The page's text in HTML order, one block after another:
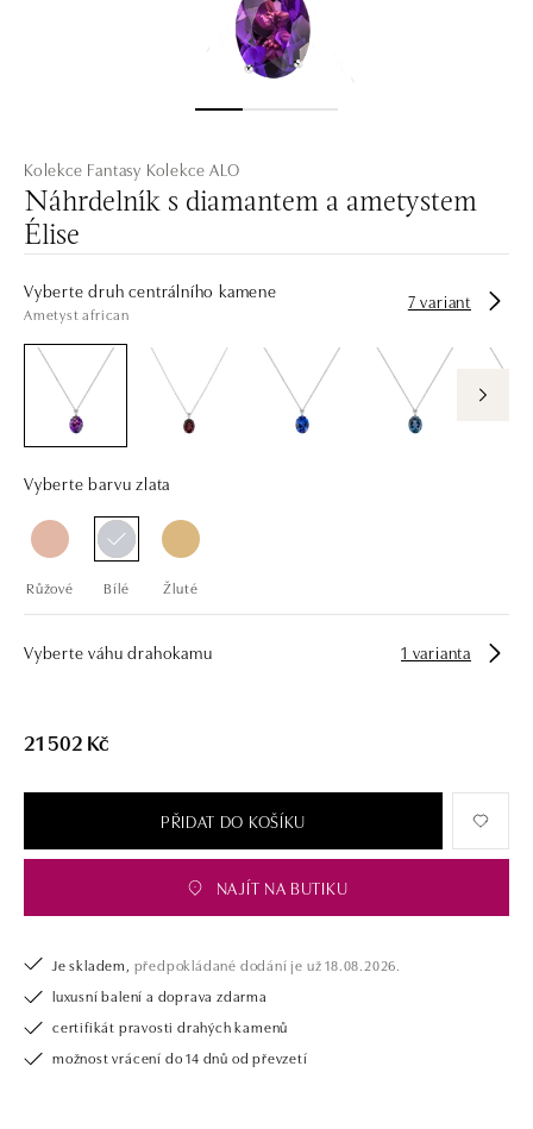
Kolekce Fantasy Kolekce ALO
Náhrdelník s diamantem a ametystem
Élise
Vyberte druh centrálního kamene
Ametyst african
7 variant
Vyberte barvu zlata
Růžové Bílé Žluté
Vyberte váhu drahokamu 1 varianta
21 502 Kč
PŘIDAT DO KOŠÍKU
NAJÍT NA BUTIKU
Je skladem, předpokládané dodání je už 18.08.2026.
luxusní balení a doprava zdarma
certifikát pravosti drahých kamenů
možnost vrácení do 14 dnů od převzetí